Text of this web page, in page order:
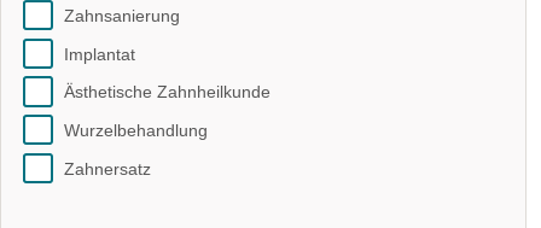
Zahnsanierung
Implantat
Ästhetische Zahnheilkunde
Wurzelbehandlung
Zahnersatz